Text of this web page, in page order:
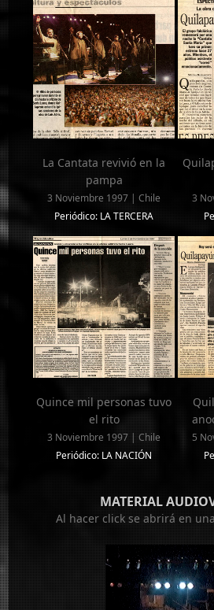
La Cantata revivió en la
pampa
3 Noviembre 1997 | Chile
Periódico: LA TERCERA
3
Quince mil personas tuvo
el rito
3 Noviembre 1997 | Chile
Periódico: LA NACIÓN
5
MATERIAL
Al hacer click se abrirá en